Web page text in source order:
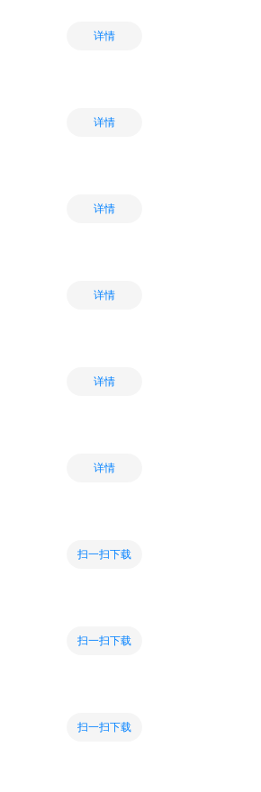
详情
详情
详情
详情
详情
详情
扫一扫下载
扫一扫下载
扫一扫下载